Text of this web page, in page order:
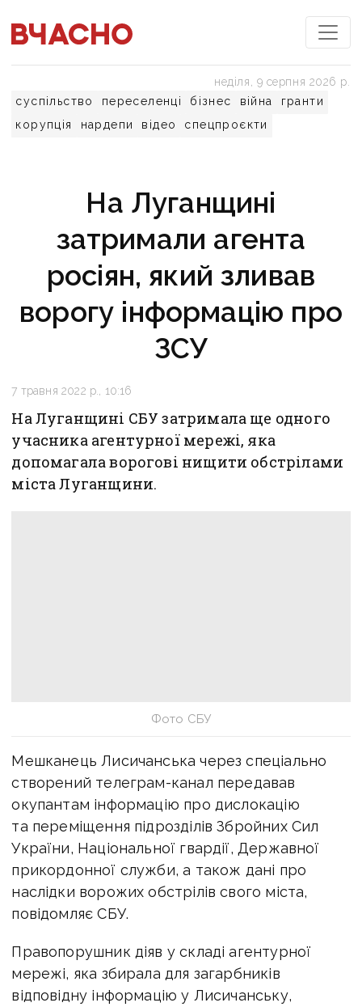
суспільство переселенці бізнес війна
гранти
корупція
нардепи відео спецпроєкти
неділя, 9 серпня 2026 р.
На Луганщині
затримали агента
росіян, який зливав
ворогу інформацію про
ЗСУ
7 травня 2022 р., 10:16
На Луганщині СБУ затримала ще одного
учасника агентурної мережі, яка
допомагала ворогові нищити обстрілами
міста Луганщини.
Фото СБУ
Мешканець Лисичанська через спеціально
створений телеграм-канал передавав
окупантам інформацію про дислокацію
та переміщення підрозділів Збройних Сил
України, Національної гвардії, Державної
прикордонної служби, а також дані про
наслідки ворожих обстрілів свого міста,
повідомляє СБУ.
Правопорушник діяв у складі агентурної
мережі, яка збирала для загарбників
відповідну інформацію у Лисичанську,